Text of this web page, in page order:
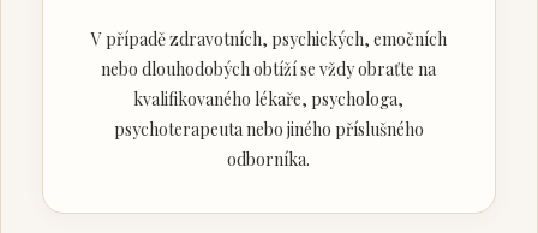
V případě zdravotních, psychických, emočních
nebo dlouhodobých obtíží se vždy obraťte na
kvalifikovaného lékaře, psychologa,
psychoterapeuta nebo jiného příslušného
odborníka.